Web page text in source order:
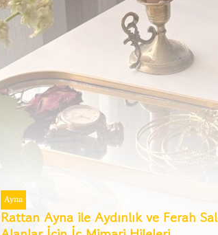
Ayna
Rattan Ayna ile Aydınlık ve Ferah